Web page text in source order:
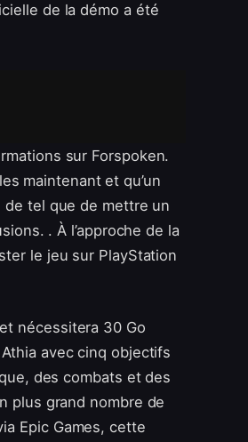
de la démo a été
sur Forspoken.
maintenant et qu’un
de tel que de mettre un
. À l’approche de la
le jeu sur PlayStation
nécessitera 30 Go
avec cinq objectifs
des combats et des
plus grand nombre de
Epic Games, cette